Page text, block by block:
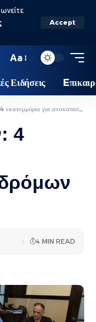
Accept
Aa
Ειδήσεις
για αποκαταστάσεις δρόμων και πεζοδρομίων
4
4 MIN READ